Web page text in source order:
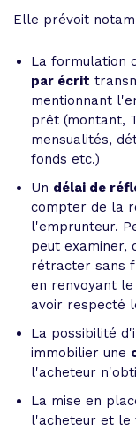
Elle prévoit
La formulation
par écrit
mentionnant
prêt (montant,
mensualités,
fonds etc.)
Un délai de
compter de la
l'emprunteur.
peut examiner,
rétracter sans
en renvoyant
avoir respecté
La possibilité
immobilier une
l'acheteur
La mise en
l'acheteur et le